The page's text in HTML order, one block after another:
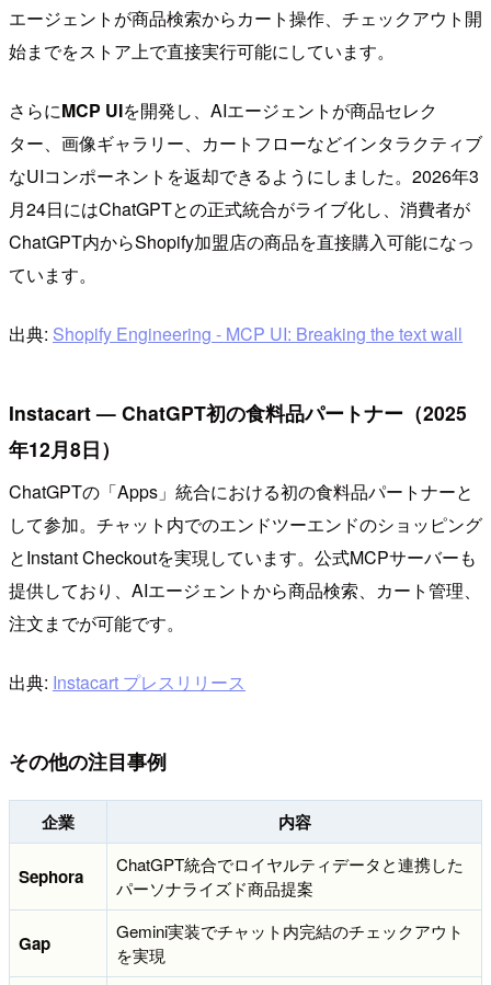
エージェントが商品検索からカート操作、チェックアウト開
始までをストア上で直接実行可能にしています。
さらにMCP UIを開発し、AIエージェントが商品セレク
ター、画像ギャラリー、カートフローなどインタラクティブ
なUIコンポーネントを返却できるようにしました。2026年3
月24日にはChatGPTとの正式統合がライブ化し、消費者が
ChatGPT内からShopify加盟店の商品を直接購入可能になっ
ています。
出典: Shopify Engineering - MCP UI: Breaking the text wall
Instacart — ChatGPT初の食料品パートナー（2025
年12月8日）
ChatGPTの「Apps」統合における初の食料品パートナーと
して参加。チャット内でのエンドツーエンドのショッピング
とInstant Checkoutを実現しています。公式MCPサーバーも
提供しており、AIエージェントから商品検索、カート管理、
注文までが可能です。
出典: Instacart プレスリリース
その他の注目事例
企業 内容
Sephora
ChatGPT統合でロイヤルティデータと連携した
パーソナライズド商品提案
Gap
Gemini実装でチャット内完結のチェックアウト
を実現